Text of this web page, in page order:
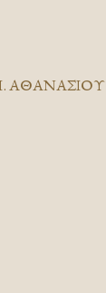
ΑΘΑΝΑΣΙΟΥ